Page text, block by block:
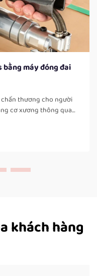
máy đóng đai
thương cho người
cơ xương thông qua
cả ngày, họ sẽ phải
khách hàng